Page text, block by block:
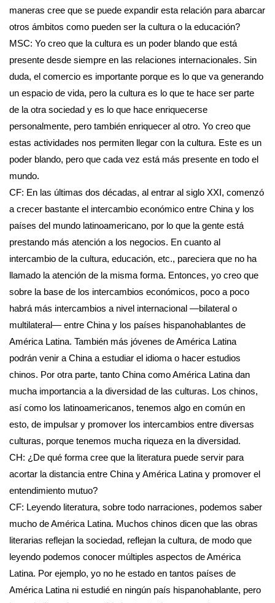
maneras cree que se puede expandir esta relación para abarcar
otros ámbitos como pueden ser la cultura o la educación?
MSC: Yo creo que la cultura es un poder blando que está
presente desde siempre en las relaciones internacionales. Sin
duda, el comercio es importante porque es lo que va generando
un espacio de vida, pero la cultura es lo que te hace ser parte
de la otra sociedad y es lo que hace enriquecerse
personalmente, pero también enriquecer al otro. Yo creo que
estas actividades nos permiten llegar con la cultura. Este es un
poder blando, pero que cada vez está más presente en todo el
mundo.
CF: En las últimas dos décadas, al entrar al siglo XXI, comenzó
a crecer bastante el intercambio económico entre China y los
países del mundo latinoamericano, por lo que la gente está
prestando más atención a los negocios. En cuanto al
intercambio de la cultura, educación, etc., pareciera que no ha
llamado la atención de la misma forma. Entonces, yo creo que
sobre la base de los intercambios económicos, poco a poco
habrá más intercambios a nivel internacional —bilateral o
multilateral— entre China y los países hispanohablantes de
América Latina. También más jóvenes de América Latina
podrán venir a China a estudiar el idioma o hacer estudios
chinos. Por otra parte, tanto China como América Latina dan
mucha importancia a la diversidad de las culturas. Los chinos,
así como los latinoamericanos, tenemos algo en común en
esto, de impulsar y promover los intercambios entre diversas
culturas, porque tenemos mucha riqueza en la diversidad.
CH: ¿De qué forma cree que la literatura puede servir para
acortar la distancia entre China y América Latina y promover el
entendimiento mutuo?
CF: Leyendo literatura, sobre todo narraciones, podemos saber
mucho de América Latina. Muchos chinos dicen que las obras
literarias reflejan la sociedad, reflejan la cultura, de modo que
leyendo podemos conocer múltiples aspectos de América
Latina. Por ejemplo, yo no he estado en tantos países de
América Latina ni estudié en ningún país hispanohablante, pero